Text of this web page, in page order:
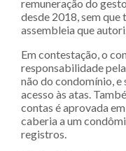
remuneração do
desde 2018, sem que
assembleia que
Em contestação, o
responsabilidade
não do condomínio,
acesso às atas.
contas é aprovada
caberia a um
registros.